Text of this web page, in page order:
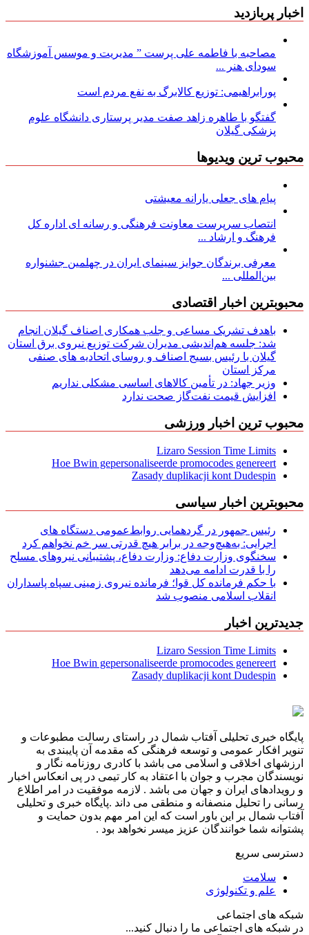
اخبار پربازدید
مصاحبه با فاطمه علی پرست ” مدیریت و موسس آموزشگاه
سودای هنر ...
پورابراهیمی: توزیع کالابرگ به نفع مردم است
گفتگو با طاهره زاهد صفت مدیر پرستاری دانشگاه علوم
پزشکی گیلان
محبوب ترین ویدیوها
پیام های جعلی یارانه معیشتی
انتصاب سرپرست معاونت فرهنگی و رسانه ای اداره کل
فرهنگ و ارشاد ...
معرفی برندگان جوایز سینمای ایران در چهلمین جشنواره
بین‌المللی ...
محبوبترین اخبار اقتصادی
باهدف تشریک مساعی و جلب همکاری اصناف گیلان انجام
شد: جلسه هم‌اندیشی مدیران شركت توزیع نیروی برق استان
گیلان با رئیس بسیج اصناف و روسای اتحادیه های صنفی
مركز استان
وزیر جهاد: در تأمین کالاهای اساسی مشکلی نداریم
افزایش قیمت نفت‌گاز صحت ندارد
محبوب ترین اخبار ورزشی
Lizaro Session Time Limits
Hoe Bwin gepersonaliseerde promocodes genereert
Zasady duplikacji kont Dudespin
محبوبترین اخبار سیاسی
رئیس جمهور در گردهمایی روابط‌عمومی دستگاه های
اجرایی: به‌هیچ‌وجه در برابر هیچ قدرتی سر خم نخواهم کرد
سخنگوی وزارت دفاع: وزارت دفاع، پشتیبانی نیرو‌های مسلح
را با قدرت ادامه می‌دهد
با حکم فرمانده کل قوا؛ فرمانده نیروی زمینی سپاه پاسداران
انقلاب اسلامی منصوب شد
جدیدترین اخبار
Lizaro Session Time Limits
Hoe Bwin gepersonaliseerde promocodes genereert
Zasady duplikacji kont Dudespin
پایگاه خبری تحلیلی آفتاب شمال در راستای رسالت مطبوعات و
تنویر افکار عمومی و توسعه فرهنگی که مقدمه آن پایبندی به
ارزشهای اخلاقی و اسلامی می باشد با کادری روزنامه نگار و
نویسندگان مجرب و جوان با اعتقاد به کار تیمی در پی انعکاس اخبار
و رویدادهای ایران و جهان می باشد . لازمه موفقیت در امر اطلاع
رسانی را تحلیل منصفانه و منطقی می داند .پایگاه خبری و تحلیلی
آفتاب شمال بر این باور است که این امر مهم بدون حمایت و
پشتوانه شما خوانندگان عزیز میسر نخواهد بود .
دسترسی سریع
سلامت
علم و تکنولوژی
شبکه های اجتماعی
در شبکه های اجتماعی ما را دنبال کنید...